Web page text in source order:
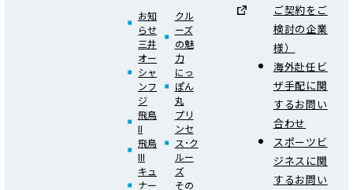
お知
らせ
三井
オー
シャ
ンフ
ジ
飛鳥
II
飛鳥
III
キュ
ナー
クル
ーズ
の魅
力
にっ
ぽん
丸
プリ
ンセ
ス･ク
ルー
ズ
その
ご契約をご
検討の企業
様）
海外赴任ビ
ザ手配に関
するお問い
合わせ
スポーツビ
ジネスに関
するお問い